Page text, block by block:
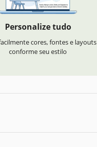
Personalize tudo
cores, fontes e layouts
conforme seu estilo